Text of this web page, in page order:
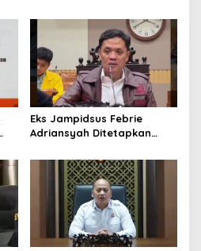
Jampidsus Dihukum Mati
Eks Jampidsus Febrie
Adriansyah Ditetapkan
Kejagung Rajut Kongsi